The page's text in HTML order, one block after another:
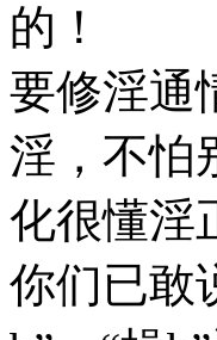
的！
要修淫通
淫，不怕
化很懂淫
你们已敢